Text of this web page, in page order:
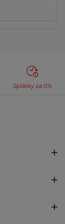
Splátky za 0%